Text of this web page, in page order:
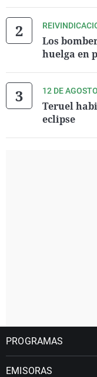
Los
huelga en
12 DE AGOSTO
Teruel
eclipse
PROGRAMAS
EMISORAS